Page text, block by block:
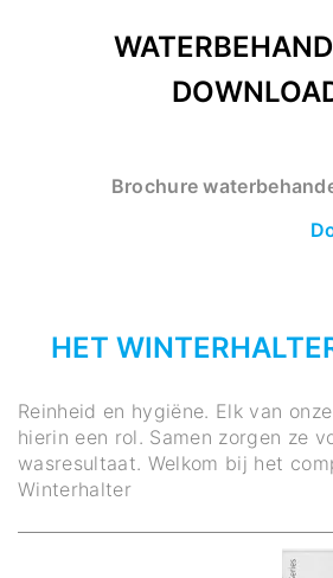
Brochure
HET
Reinheid en hygiëne. Elk van
hierin een rol. Samen zorgen ze
wasresultaat. Welkom bij het
Winterhalter